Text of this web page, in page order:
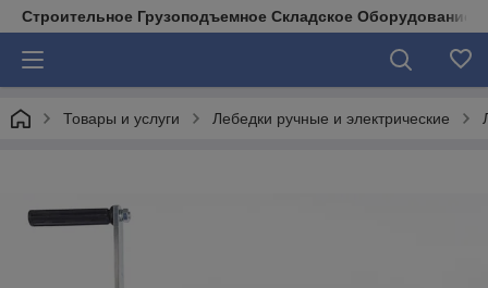
Строительное Грузоподъемное Складское Оборудование
Товары и услуги Лебедки ручные и электрические